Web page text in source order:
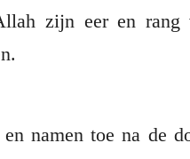
namen toe na de